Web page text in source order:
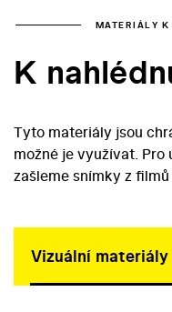
MATERIÁLY
K
Tyto materiály jsou
možné je využívat.
zašleme snímky z
Vizuální materiály